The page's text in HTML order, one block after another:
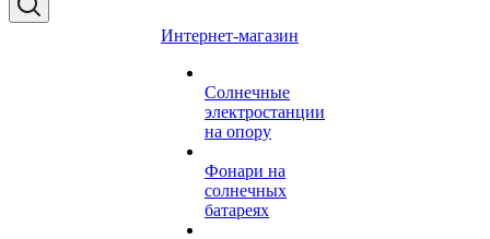
Интернет-магазин
Солнечные
электростанции
на опору
Фонари на
солнечных
батареях